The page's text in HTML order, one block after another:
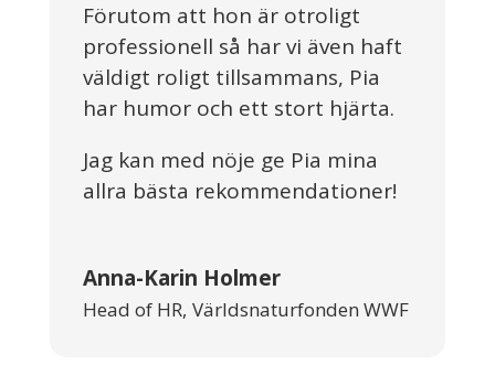
Förutom att hon är otroligt
professionell så har vi även haft
väldigt roligt tillsammans, Pia
har humor och ett stort hjärta.
Jag kan med nöje ge Pia mina
allra bästa rekommendationer!
Anna-Karin Holmer
Head of HR, Världsnaturfonden WWF